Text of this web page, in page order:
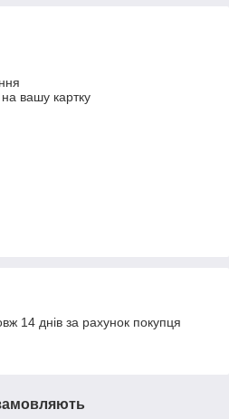
вашу картку
14 днів за рахунок покупця